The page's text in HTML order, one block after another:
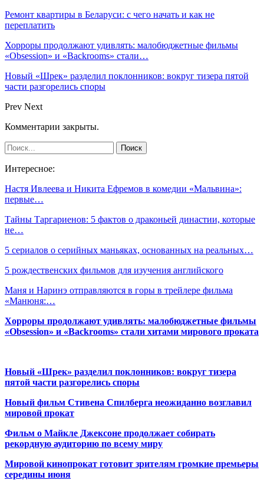
Ремонт квартиры в Беларуси: с чего начать и как не
переплатить
Хорроры продолжают удивлять: малобюджетные фильмы
«Obsession» и «Backrooms» стали…
Новый «Шрек» разделил поклонников: вокруг тизера пятой
части разгорелись споры
Prev Next
Комментарии закрыты.
Интересное:
Настя Ивлеева и Никита Ефремов в комедии «Мальвина»:
первые…
Тайны Таргариенов: 5 фактов о драконьей династии, которые
не…
5 сериалов о серийных маньяках, основанных на реальных…
5 рождественских фильмов для изучения английского
Маня и Наринэ отправляются в горы в трейлере фильма
«Манюня:…
Хорроры продолжают удивлять: малобюджетные фильмы
«Obsession» и «Backrooms» стали хитами мирового проката
Новый «Шрек» разделил поклонников: вокруг тизера
пятой части разгорелись споры
Новый фильм Стивена Спилберга неожиданно возглавил
мировой прокат
Фильм о Майкле Джексоне продолжает собирать
рекордную аудиторию по всему миру
Мировой кинопрокат готовит зрителям громкие премьеры
середины июня